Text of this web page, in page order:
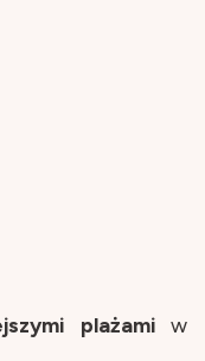
plażami w